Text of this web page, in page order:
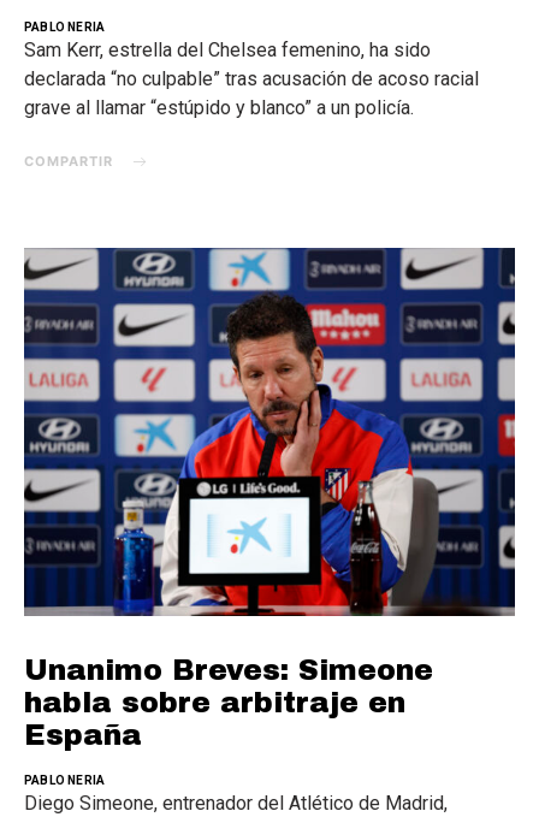
PABLO NERIA
Sam Kerr, estrella del Chelsea femenino, ha sido
declarada “no culpable” tras acusación de acoso racial
grave al llamar “estúpido y blanco” a un policía.
COMPARTIR
Unanimo Breves: Simeone
habla sobre arbitraje en
España
PABLO NERIA
Diego Simeone, entrenador del Atlético de Madrid,